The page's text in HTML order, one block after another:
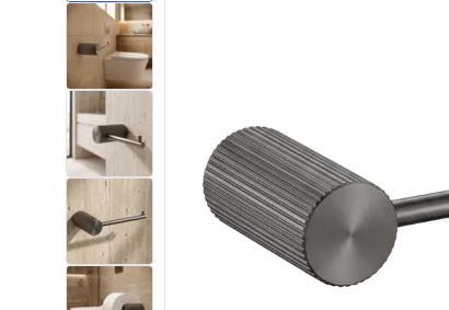
Piatti doccia da bagno
Canaline di scarico
Set di vaso WC e bidet
Lavabi
Vasche da bagno e schermi vasca